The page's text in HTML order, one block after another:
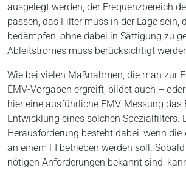
ausgelegt werden, der Frequenzbereich
passen, das Filter muss in der Lage sein,
bedämpfen, ohne dabei in Sättigung zu
Ableitstromes muss berücksichtigt
Wie bei vielen Maßnahmen, die man zur
EMV-Vorgaben ergreift, bildet auch –
hier eine ausführliche EMV-Messung
Entwicklung eines solchen Spezialfilters.
Herausforderung besteht dabei, wenn
an einem FI betrieben werden soll.
nötigen Anforderungen bekannt sind,